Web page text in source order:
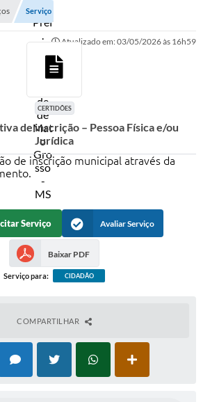
de Dados
Cerrado do Pantanal
Serviço
Atualizado em: 03/05/2026 às 16h59
CERTIDÕES
de inscrição – Pessoa Física e/ou
Jurídica
de inscrição municipal através da
Serviço Avaliar Serviço
Baixar PDF
Serviço para: CIDADÃO
COMPARTILHAR